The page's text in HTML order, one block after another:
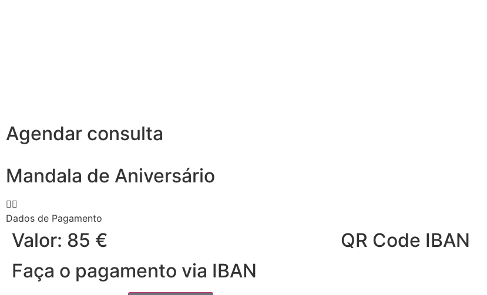
Agendar consulta
Mandala de Aniversário
Dados de Pagamento
Valor: 85 €
Faça o pagamento via IBAN
QR Code IBAN